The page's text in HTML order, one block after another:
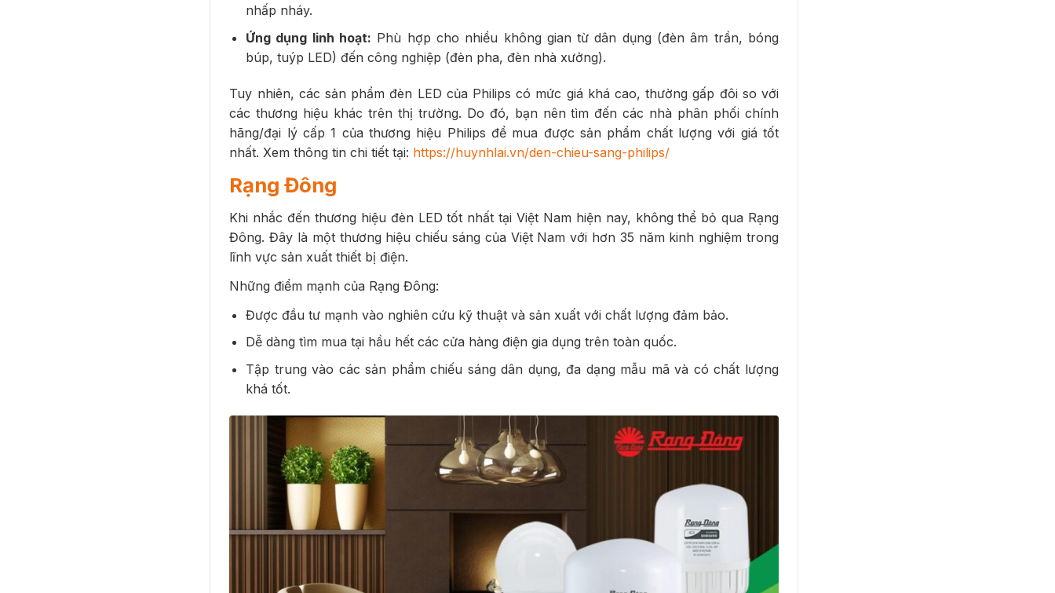
nhấp nháy.
Ứng dụng linh hoạt: Phù hợp cho nhiều không gian từ dân dụng (đèn âm trần, bóng
búp, tuýp LED) đến công nghiệp (đèn pha, đèn nhà xưởng).
Tuy nhiên, các sản phẩm đèn LED của Philips có mức giá khá cao, thường gấp đôi so với
các thương hiệu khác trên thị trường. Do đó, bạn nên tìm đến các nhà phân phối chính
hãng/đại lý cấp 1 của thương hiệu Philips để mua được sản phẩm chất lượng với giá tốt
nhất. Xem thông tin chi tiết tại: https://huynhlai.vn/den-chieu-sang-philips/
Rạng Đông
Khi nhắc đến thương hiệu đèn LED tốt nhất tại Việt Nam hiện nay, không thể bỏ qua Rạng
Đông. Đây là một thương hiệu chiếu sáng của Việt Nam với hơn 35 năm kinh nghiệm trong
lĩnh vực sản xuất thiết bị điện.
Những điểm mạnh của Rạng Đông:
Được đầu tư mạnh vào nghiên cứu kỹ thuật và sản xuất với chất lượng đảm bảo.
Dễ dàng tìm mua tại hầu hết các cửa hàng điện gia dụng trên toàn quốc.
Tập trung vào các sản phẩm chiếu sáng dân dụng, đa dạng mẫu mã và có chất lượng
khá tốt.